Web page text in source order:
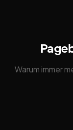
Warum immer